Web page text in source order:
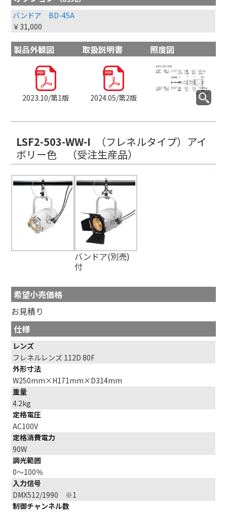
バンドア BD-45A
￥31,000
製品外観図
2023.10/第1版
取扱説明書
2024.05/第2版
照度図
LSF2-503-WW-I
（フレネルタイプ）アイ
ボリー色
（受注生産品）
バンドア(別売)
付
希望小売価格
お見積り
仕様
レンズ
フレネルレンズ 112D 80F
外形寸法
W250mm×H171mm×D314mm
重量
4.2kg
定格電圧
AC100V
定格消費電力
90W
調光範囲
0～100％
入力信号
DMX512/1990 ※1
制御チャンネル数